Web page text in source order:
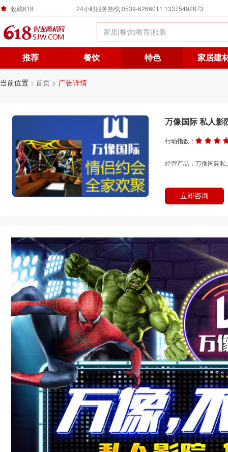
收藏618 24小时服务热线:0539-6266011 13375492873
推荐 餐饮 特色 家居建
当前位置： 首页 > 广告详情
万像国际 私人影
行动指数：
经营产品：万像国际私
立即咨询